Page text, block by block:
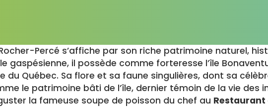
Percé s’affiche par son riche patrimoine naturel,
gaspésienne, il possède comme forteresse l’île
Québec. Sa flore et sa faune singulières, dont sa
le patrimoine bâti de l’île, dernier témoin de la vie des
la fameuse soupe de poisson du chef au Restaurant